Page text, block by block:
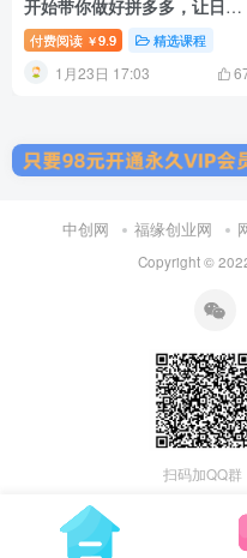
开始带你做好拼多多，让日销
千单可以快速复制(更新26年1
月)
付费阅读 ￥9.9 精选课程
1月23日 17:03
中创网 福缘创业网
Copyright ©
扫码加QQ群